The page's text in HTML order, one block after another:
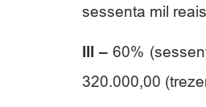
sessenta mil
III – 60%
320.000,00